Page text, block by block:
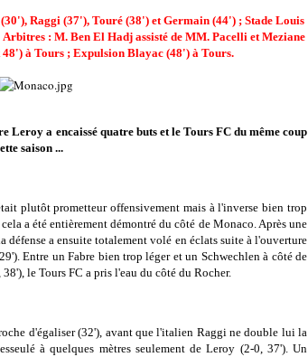
Raggi (37'), Touré (38') et Germain (44') ; Stade Louis
Arbitres : M. Ben El Hadj assisté de MM. Pacelli et Meziane
48') à Tours ; Expulsion Blayac (48') à Tours.
Leroy a encaissé quatre buts et le Tours FC du même coup
saison ...
plutôt prometteur offensivement mais à l'inverse bien trop
a été entièrement démontré du côté de Monaco. Après une
défense a ensuite totalement volé en éclats suite à l'ouverture
Entre un Fabre bien trop léger et un Schwechlen à côté de
le Tours FC a pris l'eau du côté du Rocher.
d'égaliser (32'), avant que l'italien Raggi ne double lui la
à quelques mètres seulement de Leroy (2-0, 37'). Un